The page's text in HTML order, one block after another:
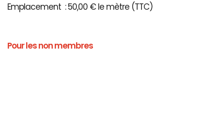
Emplacement : 50,00 € le mètre (TTC)
Pour les non membres